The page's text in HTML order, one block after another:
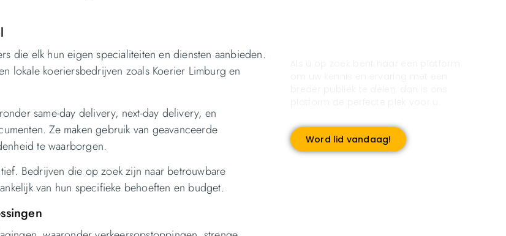
die elk hun eigen specialiteiten en diensten aanbieden.
lokale koeriersbedrijven zoals Koerier Limburg en
same-day delivery, next-day delivery, en
Ze maken gebruik van geavanceerde
te waarborgen.
Bedrijven die op zoek zijn naar betrouwbare
van hun specifieke behoeften en budget.
Word lid vandaag!